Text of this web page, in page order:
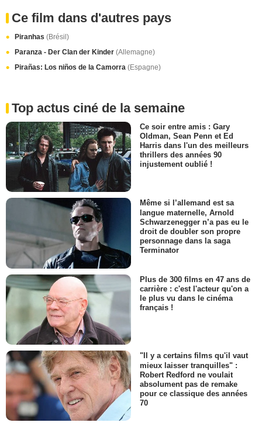
Ce film dans d'autres pays
Piranhas (Brésil)
Paranza - Der Clan der Kinder (Allemagne)
Pirañas: Los niños de la Camorra (Espagne)
Top actus ciné de la semaine
Ce soir entre amis : Gary
Oldman, Sean Penn et Ed
Harris dans l'un des meilleurs
thrillers des années 90
injustement oublié !
Même si l’allemand est sa
langue maternelle, Arnold
Schwarzenegger n’a pas eu le
droit de doubler son propre
personnage dans la saga
Terminator
Plus de 300 films en 47 ans de
carrière : c'est l'acteur qu'on a
le plus vu dans le cinéma
français !
"Il y a certains films qu'il vaut
mieux laisser tranquilles" :
Robert Redford ne voulait
absolument pas de remake
pour ce classique des années
70